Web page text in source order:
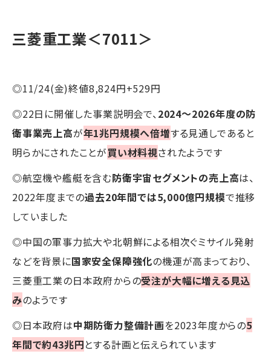
三菱重工業＜7011＞
◎11/24(金)終値8,824円+529円
◎22日に開催した事業説明会で、 2024～2026年度の防
衛事業売上高が年1兆円規模へ倍増する見通しであると
明らかにされたことが買い材料視されたようです
◎航空機や艦艇を含む防衛宇宙セグメントの売上高は、
2022年度までの過去20年間では5,000億円規模で推移
していました
◎中国の軍事力拡大や北朝鮮による相次ぐミサイル発射
などを背景に国家安全保障強化の機運が高まっており、
三菱重工業の日本政府からの受注が大幅に増える見込
みのようです
◎日本政府は中期防衛力整備計画を2023年度からの5
年間で約43兆円とする計画と伝えられています